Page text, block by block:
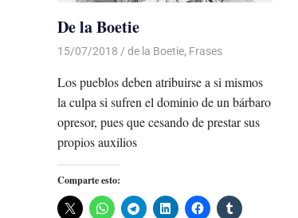
De la Boetie
15/07/2018 De todo un Poco
de la Boetie, Frases
Los pueblos deben atribuirse a si mismos
la culpa si sufren el dominio de un bárbaro
opresor, pues que cesando de prestar sus
propios auxilios
Comparte esto: